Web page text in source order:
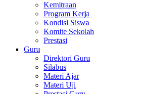
Kemitraan
Program Kerja
Kondisi Siswa
Komite Sekolah
Prestasi
Guru
Direktori Guru
Silabus
Materi Ajar
Materi Uji